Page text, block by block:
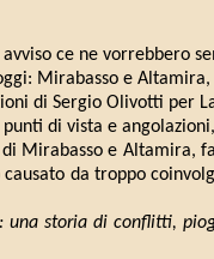
ce ne vorrebbero
Mirabasso e
di Sergio Olivotti per
di vista e
Mirabasso e Altamira,
da troppo
una storia di conflitti,